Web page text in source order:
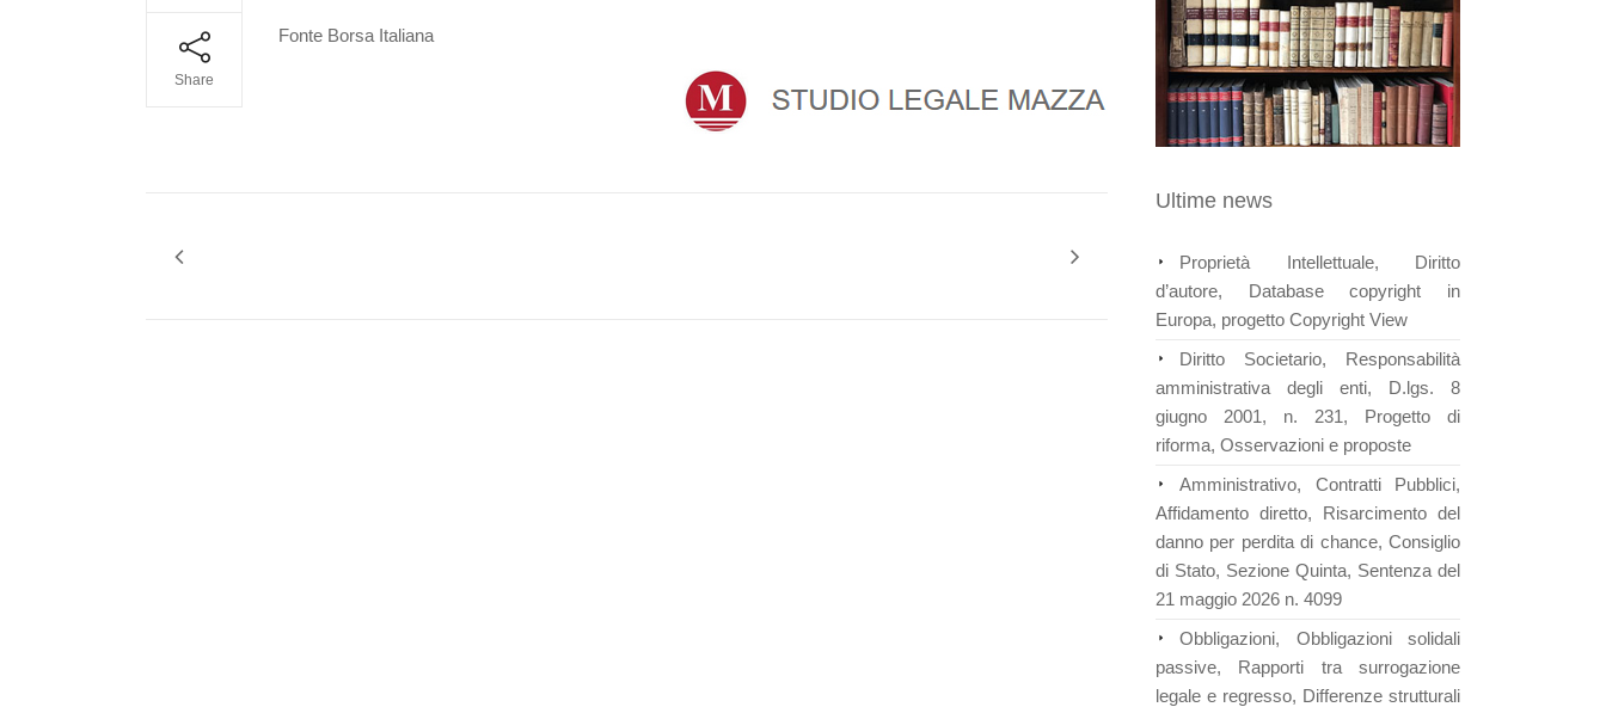
Share
Fonte Borsa Italiana
Ultime news
Proprietà Intellettuale, Diritto
d’autore, Database copyright in
Europa, progetto Copyright View
Diritto Societario, Responsabilità
amministrativa degli enti, D.lgs. 8
giugno 2001, n. 231, Progetto di
riforma, Osservazioni e proposte
Amministrativo, Contratti Pubblici,
Affidamento diretto, Risarcimento del
danno per perdita di chance, Consiglio
di Stato, Sezione Quinta, Sentenza del
21 maggio 2026 n. 4099
Obbligazioni, Obbligazioni solidali
passive, Rapporti tra surrogazione
legale e regresso, Differenze strutturali